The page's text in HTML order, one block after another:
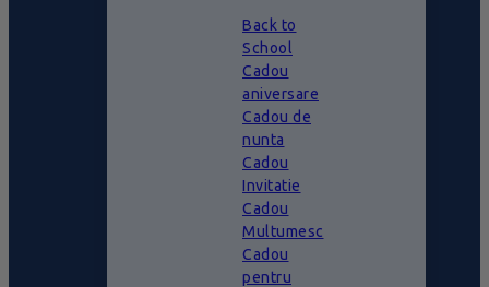
Back to
School
Cadou
aniversare
Cadou de
nunta
Cadou
Invitatie
Cadou
Multumesc
Cadou
pentru